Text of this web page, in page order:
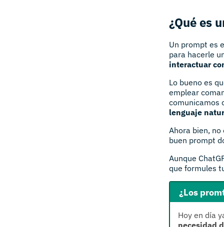
¿Qué es
Un prompt es
para hacerle
interactuar
Lo bueno es
emplear
comunicamos
lenguaje
Ahora bien,
buen prompt
Aunque
que formules
¿Los
Hoy en día